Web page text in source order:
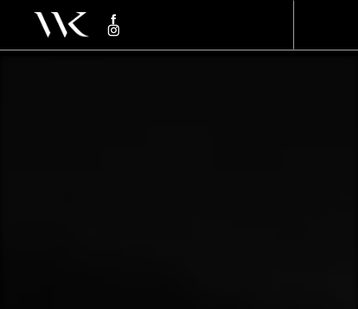
Panneau de gestion des cookies